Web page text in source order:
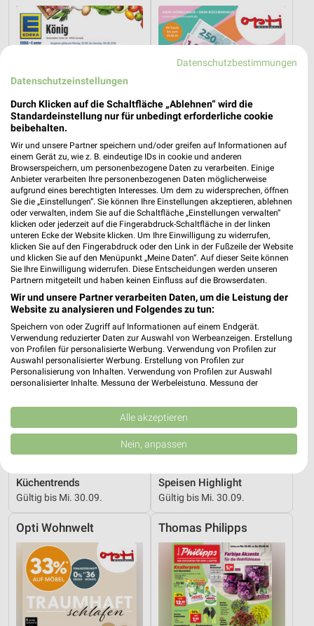
22 km
Angebote ab 03.08.
Gültig bis Sa. 08.08.
25 km
Hot Sommer Sale
Gültig bis Sa. 29.08.
Opti Wohnwelt
Küchentrends
Gültig bis Mi. 30.09.
Opti Wohnwelt
Speisen Highlight
Gültig bis Mi. 30.09.
Opti Wohnwelt Thomas Philipps
Datenschutzbestimmungen
Datenschutzeinstellungen
Durch Klicken auf die Schaltfläche „Ablehnen“ wird die
Standardeinstellung nur für unbedingt erforderliche cookie
beibehalten.
Wir und unsere Partner speichern und/oder greifen auf Informationen auf
einem Gerät zu, wie z. B. eindeutige IDs in cookie und anderen
Browserspeichern, um personenbezogene Daten zu verarbeiten. Einige
Anbieter verarbeiten Ihre personenbezogenen Daten möglicherweise
aufgrund eines berechtigten Interesses. Um dem zu widersprechen, öffnen
Sie die „Einstellungen“. Sie können Ihre Einstellungen akzeptieren, ablehnen
oder verwalten, indem Sie auf die Schaltfläche „Einstellungen verwalten“
klicken oder jederzeit auf die Fingerabdruck-Schaltfläche in der linken
unteren Ecke der Website klicken. Um Ihre Einwilligung zu widerrufen,
klicken Sie auf den Fingerabdruck oder den Link in der Fußzeile der Website
und klicken Sie auf den Menüpunkt „Meine Daten“. Auf dieser Seite können
Sie Ihre Einwilligung widerrufen. Diese Entscheidungen werden unseren
Partnern mitgeteilt und haben keinen Einfluss auf die Browserdaten.
Wir und unsere Partner verarbeiten Daten, um die Leistung der
Website zu analysieren und Folgendes zu tun:
Speichern von oder Zugriff auf Informationen auf einem Endgerät.
Verwendung reduzierter Daten zur Auswahl von Werbeanzeigen. Erstellung
von Profilen für personalisierte Werbung. Verwendung von Profilen zur
Auswahl personalisierter Werbung. Erstellung von Profilen zur
Personalisierung von Inhalten. Verwendung von Profilen zur Auswahl
personalisierter Inhalte. Messung der Werbeleistung. Messung der
Kombinationen von Daten aus verschiedenen Quellen. Entwicklung und
Verbesserung der Angebote. Verwendung reduzierter Daten zur Auswahl
von Inhalten.
Daten können außerhalb der Europäischen Union weitergegeben und in die
USA gesendet werden.
Website/App.
Partnerliste anzeigen (1 IAB-Anbieter)
IAB-Verarbeitungszwecke:
Speichern von oder Zugriff auf Informationen
auf einem Endgerät
Verwendung reduzierter Daten zur Auswahl von
Werbeanzeigen
Alle akzeptieren
Nein, anpassen